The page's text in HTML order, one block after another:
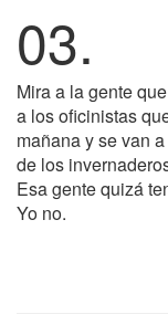
03.
Mira a la gente
a los oficinistas
mañana y se van
de los
Esa gente quizá
Yo no.